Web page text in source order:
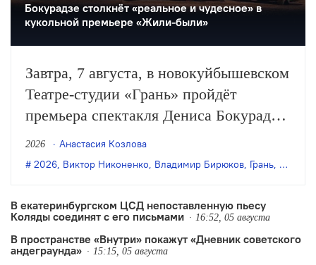
Бокурадзе столкнëт «реальное и чудесное» в
кукольной премьере «Жили-были»
Завтра, 7 августа, в новокуйбышевском
Театре-студии «Грань» пройдёт
премьера спектакля Дениса Бокурадзе
«Жили-были» по пьесе Владимира
Бирюкова.
2026
Анастасия Козлова
2026, Виктор Никоненко, Владимир Бирюков, Грань, Денис
В екатеринбургском ЦСД непоставленную пьесу
Коляды соединят с его письмами
16:52, 05 августа
В пространстве «Внутри» покажут «Дневник советского
андеграунда»
15:15, 05 августа